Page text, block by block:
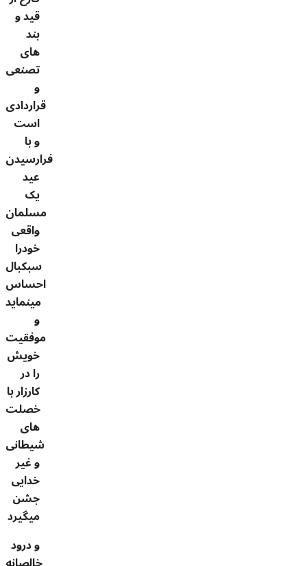
قید و
بند
های
تصنعی
و
قراردادی
است
و با
فرارسیدن
عید
یک
مسلمان
واقعی
خودرا
سبکبال
احساس
مینماید
و
موفقیت
خویش
را در
کارزار با
خصلت
های
شیطانی
و غیر
خدایی
جشن
میگیرد
و درود